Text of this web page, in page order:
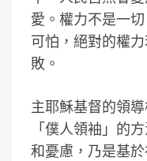
愛。權力不是一
可怕，絕對的權
敗。
主耶穌基督的領
「僕人領袖」的
和憂慮，乃是基